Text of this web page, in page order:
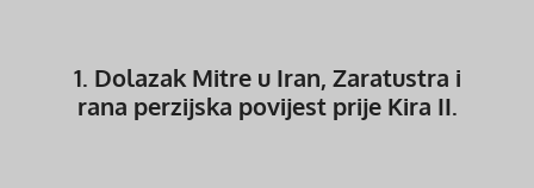
1. Dolazak Mitre u Iran, Zaratustra i
rana perzijska povijest prije Kira II.